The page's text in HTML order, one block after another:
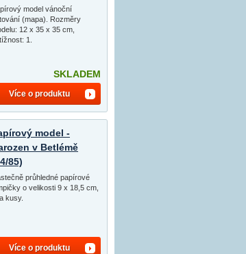
model vánoční
(mapa). Rozměry
12 x 35 x 35 cm,
1.
SKLADEM
Více o produktu
model -
v Betlémě
85)
průhledné papírové
o velikosti 9 x 18,5 cm,
kusy.
Více o produktu